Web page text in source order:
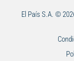
El País S.A. ©